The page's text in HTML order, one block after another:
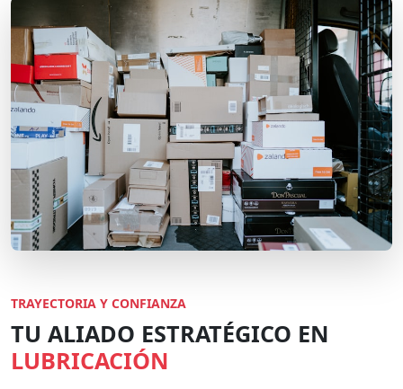
TRAYECTORIA Y CONFIANZA
TU ALIADO ESTRATÉGICO EN
LUBRICACIÓN